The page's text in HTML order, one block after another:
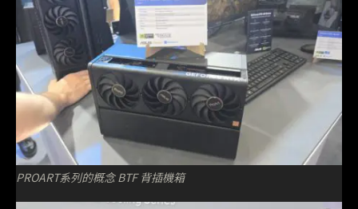
PROART系列的概念 BTF 背插機箱